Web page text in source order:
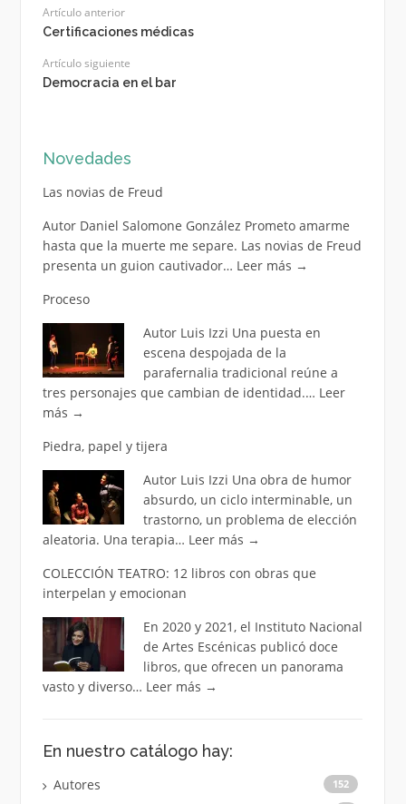
Artículo anterior
Certificaciones médicas
Artículo siguiente
Democracia en el bar
Novedades
Las novias de Freud
Autor Daniel Salomone González Prometo amarme
hasta que la muerte me separe. Las novias de Freud
presenta un guion cautivador… Leer más →
Proceso
Autor Luis Izzi Una puesta en
escena despojada de la
parafernalia tradicional reúne a
tres personajes que cambian de identidad.… Leer
más →
Piedra, papel y tijera
Autor Luis Izzi Una obra de humor
absurdo, un ciclo interminable, un
trastorno, un problema de elección
aleatoria. Una terapia… Leer más →
COLECCIÓN TEATRO: 12 libros con obras que
interpelan y emocionan
En 2020 y 2021, el Instituto Nacional
de Artes Escénicas publicó doce
libros, que ofrecen un panorama
vasto y diverso… Leer más →
En nuestro catálogo hay:
Autores 152